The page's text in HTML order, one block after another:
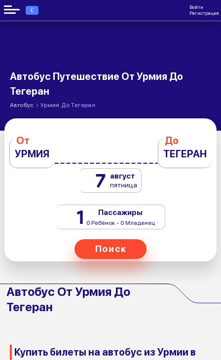
€
Войти
Регистрация
Автобус Путешествие От Урмия До
Тегеран
Автобус › Урмия До Тегеран
От
УРМИЯ
До
ТЕГЕРАН
7 август
пятница
1 Пассажиры
0 Ребёнок - 0 Младенец
Поиск
Автобус От Урмия До
Тегеран
Купить билеты на автобус из Урмии в